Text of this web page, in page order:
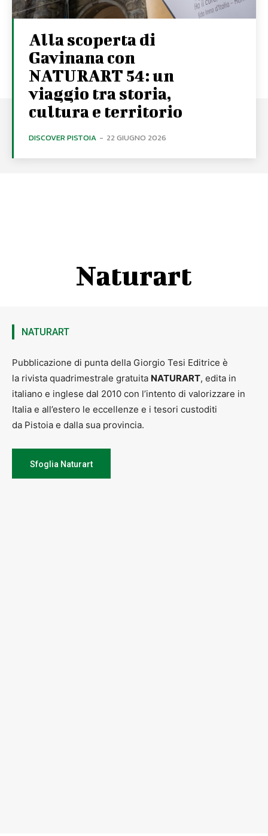
Alla scoperta di
Gavinana con
NATURART 54: un
viaggio tra storia,
cultura e territorio
DISCOVER PISTOIA - 22 GIUGNO 2026
Naturart
NATURART
Pubblicazione di punta della Giorgio Tesi Editrice è
la rivista quadrimestrale gratuita NATURART, edita in
italiano e inglese dal 2010 con l’intento di valorizzare in
Italia e all’estero le eccellenze e i tesori custoditi
da Pistoia e dalla sua provincia.
Sfoglia Naturart